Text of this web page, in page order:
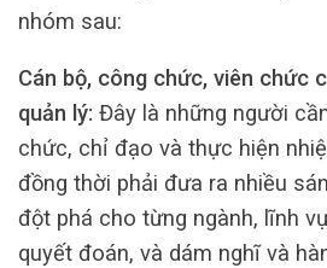
nhóm sau:
Cán bộ, công chức, viên chức
quản lý: Đây là những người
chức, chỉ đạo và thực hiện
đồng thời phải đưa ra nhiều
đột phá cho từng ngành, lĩnh
quyết đoán, và dám nghĩ và